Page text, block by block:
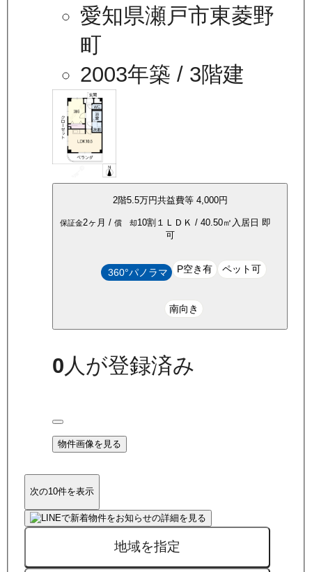
愛知県瀬戸市東菱野
町
2003年築 / 3階建
2階5.5万円共益費等 4,000円
保証金2ヶ月 / 償 却10割 １ＬＤＫ / 40.50㎡ 入居日 即
可
360°パノラマ P空き有 ペット可
南向き
0 人が登録済み
物件画像を見る
次の10件を表示
地域を指定